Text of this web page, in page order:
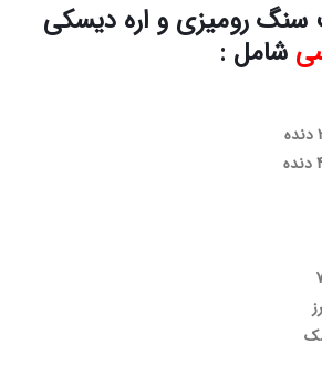
رومیزی و اره دیسکی
شامل :